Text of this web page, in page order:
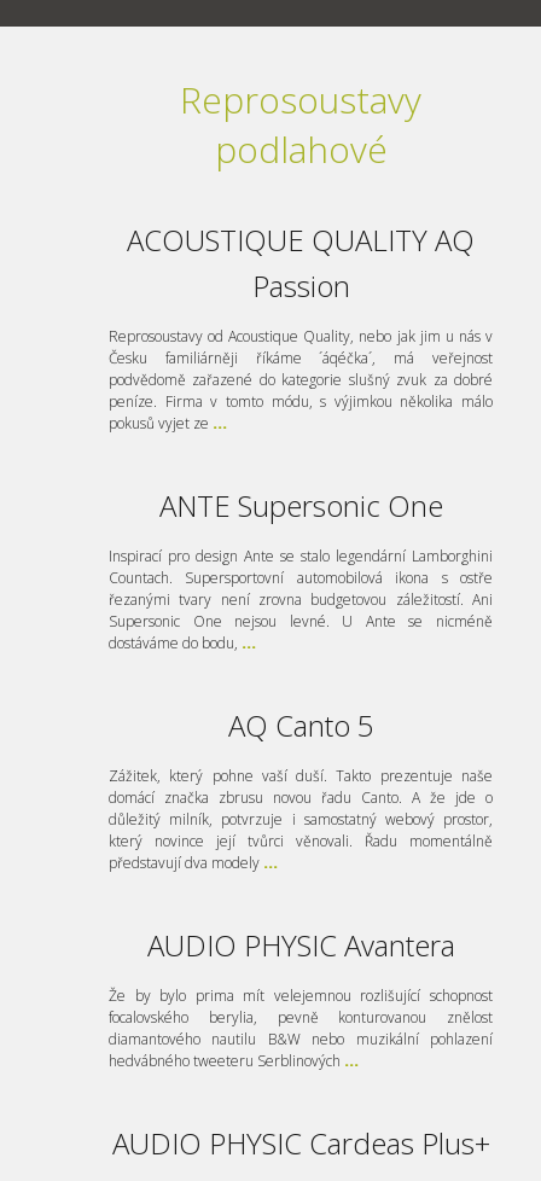
Reprosoustavy
podlahové
ACOUSTIQUE QUALITY AQ
Passion
Reprosoustavy od Acoustique Quality, nebo jak jim u nás v
Česku familiárněji říkáme ´áqéčka´, má veřejnost
podvědomě zařazené do kategorie slušný zvuk za dobré
peníze. Firma v tomto módu, s výjimkou několika málo
pokusů vyjet ze ...
ANTE Supersonic One
Inspirací pro design Ante se stalo legendární Lamborghini
Countach. Supersportovní automobilová ikona s ostře
řezanými tvary není zrovna budgetovou záležitostí. Ani
Supersonic One nejsou levné. U Ante se nicméně
dostáváme do bodu, ...
AQ Canto 5
Zážitek, který pohne vaší duší. Takto prezentuje naše
domácí značka zbrusu novou řadu Canto. A že jde o
důležitý milník, potvrzuje i samostatný webový prostor,
který novince její tvůrci věnovali. Řadu momentálně
představují dva modely ...
AUDIO PHYSIC Avantera
Že by bylo prima mít velejemnou rozlišující schopnost
focalovského berylia, pevně konturovanou znělost
diamantového nautilu B&W nebo muzikální pohlazení
hedvábného tweeteru Serblinových ...
AUDIO PHYSIC Cardeas Plus+